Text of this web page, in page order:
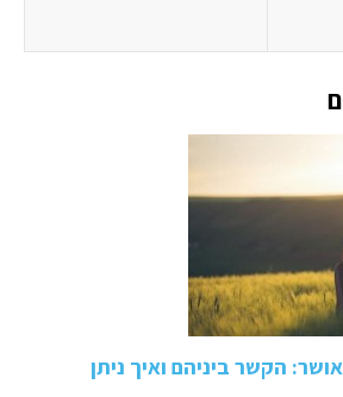
הקשר ביניהם ואיך ניתן